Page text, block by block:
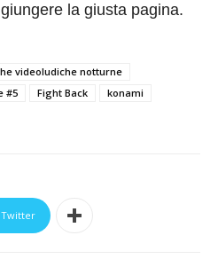
la giusta pagina.
videoludiche notturne
#5
Fight Back
konami
Twitter